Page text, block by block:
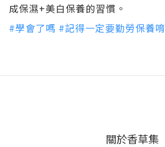
成保濕+美白保養的習慣。
#學會了嗎 #記得一定要勤勞保養唷
關於香草集